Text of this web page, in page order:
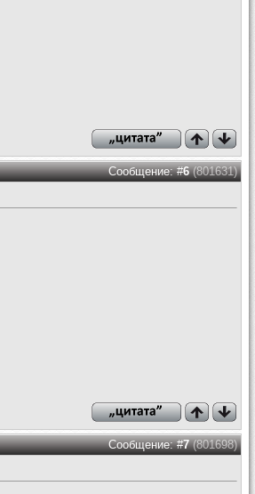
Сообщение: #6(801631)
Сообщение: #7(801698)